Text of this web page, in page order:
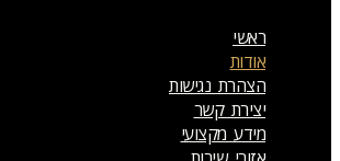
ראשי
אודות
הצהרת נגישות
יצירת קשר
מידע מקצועי